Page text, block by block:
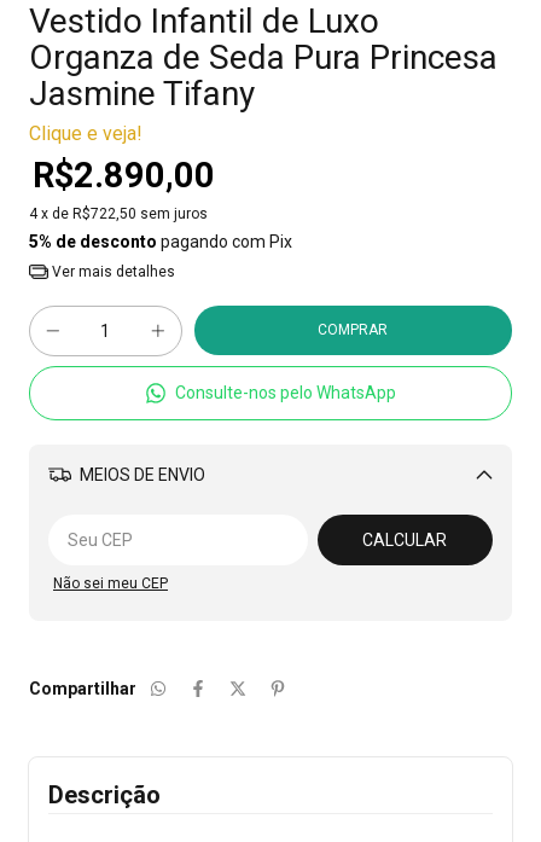
Vestido Infantil de Luxo
Organza de Seda Pura Princesa
Jasmine Tifany
Clique e veja!
R$2.890,00
4 x de R$722,50 sem juros
5% de desconto pagando com Pix
Ver mais detalhes
Consulte-nos pelo WhatsApp
MEIOS DE ENVIO
Alterar CEP
CALCULAR
Não sei meu CEP
Compartilhar
Descrição